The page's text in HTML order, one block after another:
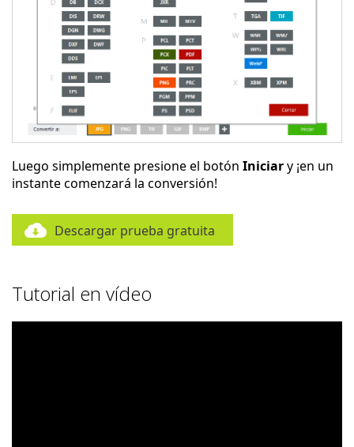
Luego simplemente presione el botón Iniciary ¡en un
instante comenzará la conversión!
Descargar prueba gratuita
Tutorial en vídeo